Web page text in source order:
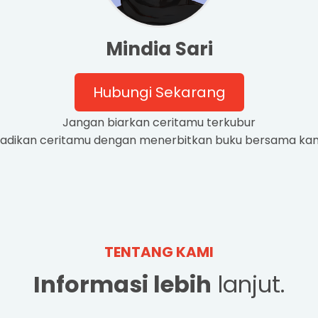
Mindia Sari
Hubungi Sekarang
Jangan biarkan ceritamu terkubur
ceritamu dengan menerbitkan buku bersama
TENTANG KAMI
Informasi lebih lanjut.